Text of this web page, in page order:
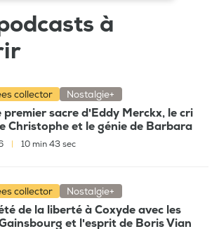
à
collector Nostalgie+
premier sacre d'Eddy Merckx, le cri
Christophe et le génie de Barbara
10 min 43 sec
collector Nostalgie+
de la liberté à Coxyde avec les
et l'esprit de Boris Vian